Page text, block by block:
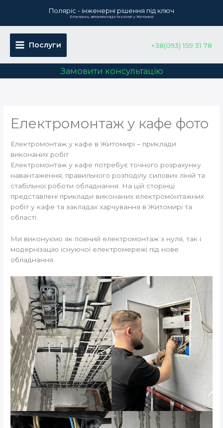
вмісту
Поляріс - інженерні рішення під ключ
Електрика, автоматизація та клімат у Житомирі
Послуги +38(093) 159 31 78
Замовити консультацію
Електромонтаж у кафе фото
Електромонтаж у кафе в Житомирі – приклади
виконаних робіт
Електромонтаж у кафе потребує точного розрахунку
навантаження, правильного розподілу силових ліній та
стабільної роботи обладнання. На цій сторінці
представлені приклади виконаних електромонтажних
робіт у кафе та закладах харчування в Житомирі та
області.
Ми виконуємо як повний електромонтаж з нуля, так і
модернізацію існуючої електромережі під нове
обладнання.